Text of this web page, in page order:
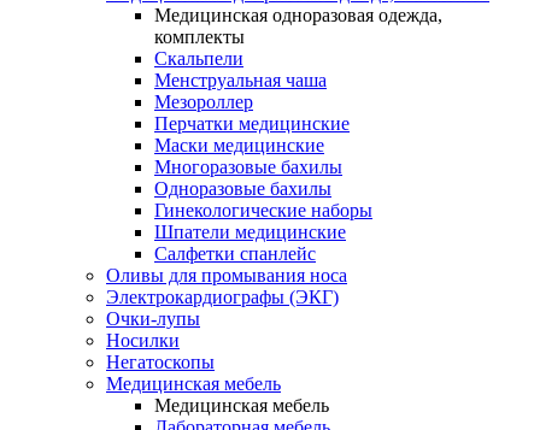
Медицинская одноразовая одежда,
комплекты
Скальпели
Менструальная чаша
Мезороллер
Перчатки медицинские
Маски медицинские
Многоразовые бахилы
Одноразовые бахилы
Гинекологические наборы
Шпатели медицинские
Салфетки спанлейс
Оливы для промывания носа
Электрокардиографы (ЭКГ)
Очки-лупы
Носилки
Негатоскопы
Медицинская мебель
Медицинская мебель